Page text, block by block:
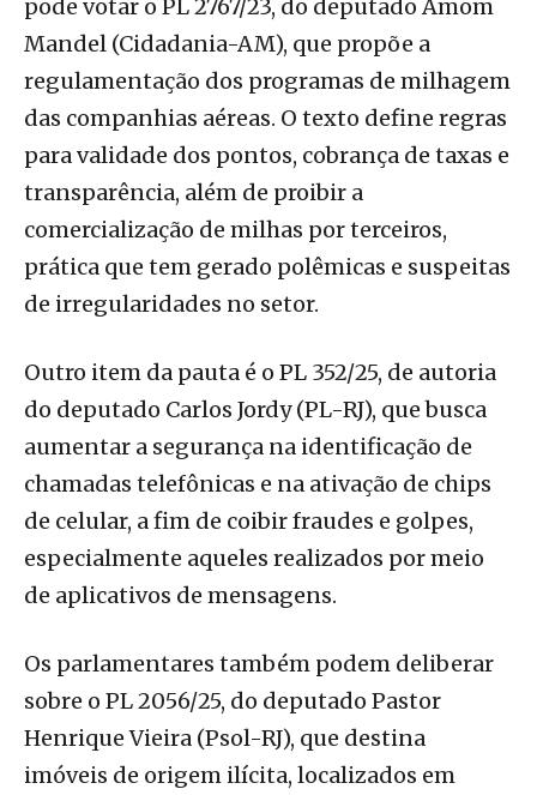
pode votar o PL 2767/23, do deputado Amom
Mandel (Cidadania-AM), que propõe a
regulamentação dos programas de milhagem
das companhias aéreas. O texto define regras
para validade dos pontos, cobrança de taxas e
transparência, além de proibir a
comercialização de milhas por terceiros,
prática que tem gerado polêmicas e suspeitas
de irregularidades no setor.
Outro item da pauta é o PL 352/25, de autoria
do deputado Carlos Jordy (PL-RJ), que busca
aumentar a segurança na identificação de
chamadas telefônicas e na ativação de chips
de celular, a fim de coibir fraudes e golpes,
especialmente aqueles realizados por meio
de aplicativos de mensagens.
Os parlamentares também podem deliberar
sobre o PL 2056/25, do deputado Pastor
Henrique Vieira (Psol-RJ), que destina
imóveis de origem ilícita, localizados em